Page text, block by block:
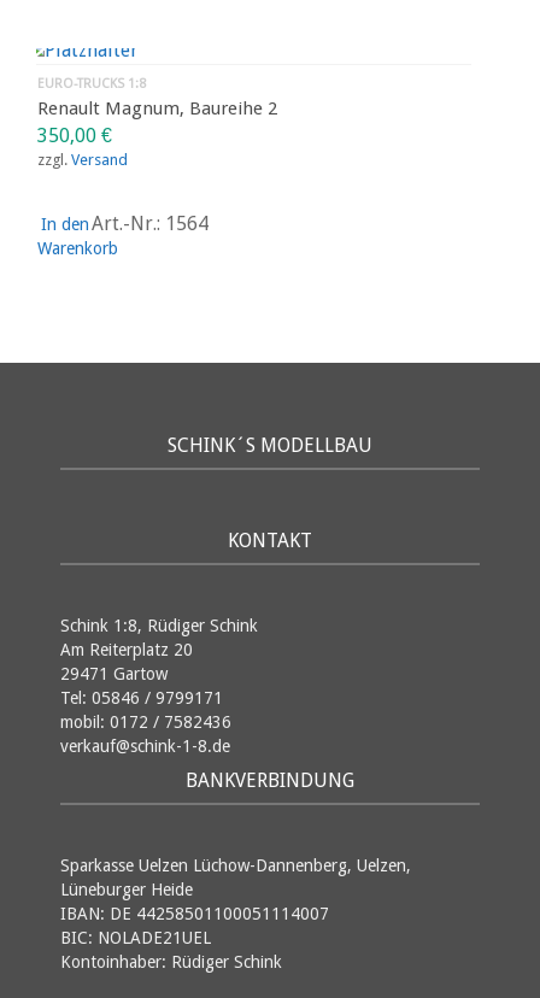
EURO-TRUCKS 1:8
Renault Magnum, Baureihe 2
350,00 €
zzgl. Versand
In den
Warenkorb
Art.-Nr.: 1564
SCHINK´S MODELLBAU
KONTAKT
Schink 1:8, Rüdiger Schink
Am Reiterplatz 20
29471 Gartow
Tel: 05846 / 9799171
mobil: 0172 / 7582436
verkauf@schink-1-8.de
BANKVERBINDUNG
Sparkasse Uelzen Lüchow-Dannenberg, Uelzen,
Lüneburger Heide
IBAN: DE 44258501100051114007
BIC: NOLADE21UEL
Kontoinhaber: Rüdiger Schink